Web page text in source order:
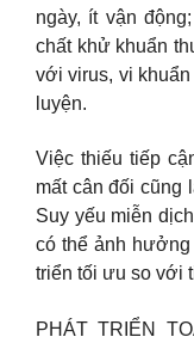
ngày, ít vận
chất khử khuẩn
với virus, vi
luyện.
Việc thiếu tiếp
mất cân đối cũng
Suy yếu miễn
có thể ảnh
triển tối ưu so với
PHÁT TRIỂN